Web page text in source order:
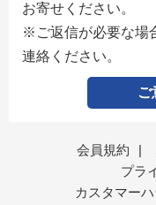
お寄せください。
※ご返信が必要な場
連絡ください。
ご
会員規約 |
プラ
カスタマー